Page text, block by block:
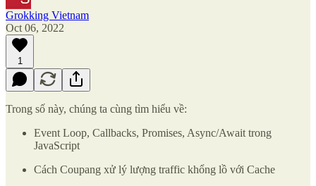
Grokking Vietnam
Oct 06, 2022
1
Trong số này, chúng ta cùng tìm hiểu về:
Event Loop, Callbacks, Promises, Async/Await trong
JavaScript
Cách Coupang xử lý lượng traffic khổng lồ với Cache